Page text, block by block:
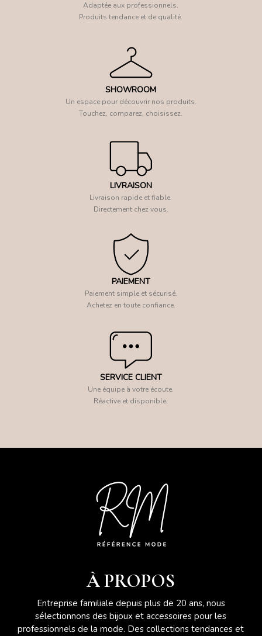
Adaptée aux professionnels.
Produits tendance et de qualité.
SHOWROOM
Un espace pour découvrir nos produits.
Touchez, comparez, choisissez.
LIVRAISON
Livraison rapide et fiable.
Directement chez vous.
PAIEMENT
Paiement simple et sécurisé.
Achetez en toute confiance.
SERVICE CLIENT
Une équipe à votre écoute.
Réactive et disponible.
À PROPOS
Entreprise familiale depuis plus de 20 ans, nous
sélectionnons des bijoux et accessoires pour les
professionnels de la mode. Des collections tendances et